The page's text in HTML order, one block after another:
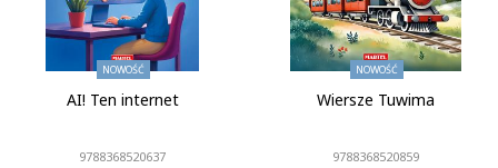
NOWOŚĆ
AI! Ten internet
9788368520637
NOWOŚĆ
Wiersze Tuwima
9788368520859